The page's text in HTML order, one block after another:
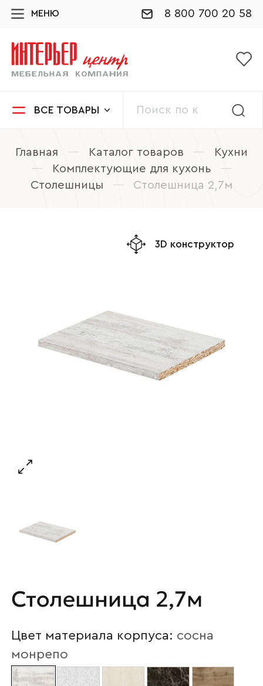
МЕНЮ 8 800 700 20 58
ВСЕ ТОВАРЫ
Главная — Каталог товаров —
Кухни
—
Комплектующие для кухонь
—
Столешницы
— Столешница 2,7м
3D конструктор
Столешница 2,7м
Цвет материала корпуса: сосна
монрепо